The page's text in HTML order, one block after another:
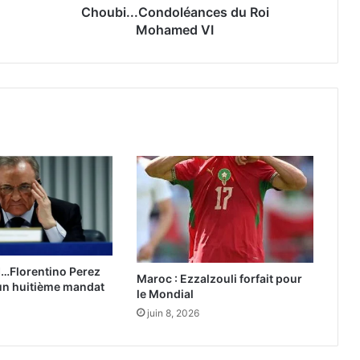
d
i
.
.
.
C
o
d
a
Choubi...Condoléances du Roi
Mohamed VI
Perez
huitième mandat
Maroc : Ezzalzouli forfait pour
le Mondial
juin 8, 2026